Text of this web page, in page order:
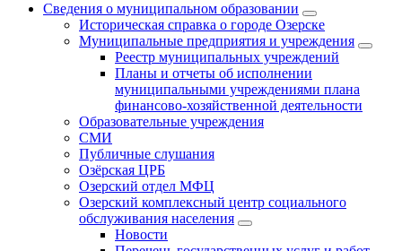
Сведения о муниципальном образовании
Историческая справка о городе Озерске
Муниципальные предприятия и учреждения
Реестр муниципальных учреждений
Планы и отчеты об исполнении
муниципальными учреждениями плана
финансово-хозяйственной деятельности
Образовательные учреждения
СМИ
Публичные слушания
Озёрская ЦРБ
Озерский отдел МФЦ
Озерский комплексный центр социального
обслуживания населения
Новости